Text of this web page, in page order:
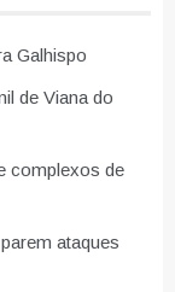
Galhispo
de Viana do
complexos de
ataques